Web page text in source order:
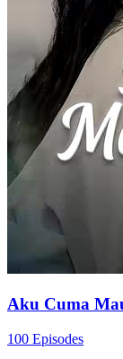
Aku Cuma
100 Episodes